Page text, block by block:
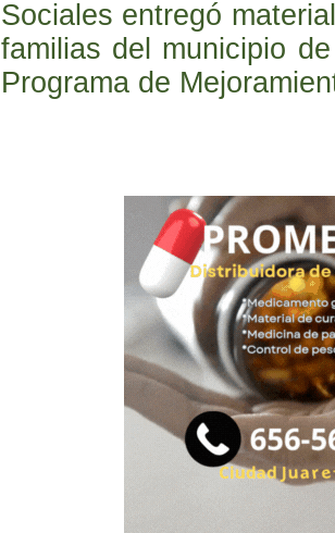
Sociales entregó
familias del municipio
Programa de